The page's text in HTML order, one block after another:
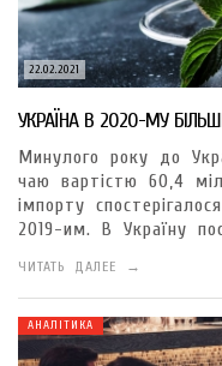
22.02.2021
УКРАЇНА В 2020-МУ
Минулого року до
чаю вартістю 60,4
імпорту
2019-им. В Україну
ЧИТАТЬ ДАЛЕЕ →
АНАЛІТИКА